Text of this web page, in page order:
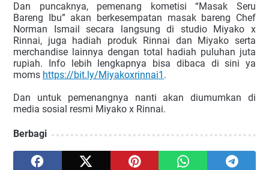
Dan puncaknya, pemenang kometisi “Masak Seru
Bareng Ibu” akan berkesempatan masak bareng Chef
Norman Ismail secara langsung di studio Miyako x
Rinnai, juga hadiah produk Rinnai dan Miyako serta
merchandise lainnya dengan total hadiah puluhan juta
rupiah. Info lebih lengkapnya bisa dibaca di sini ya
moms https://bit.ly/Miyakoxrinnai1 .
Dan untuk pemenangnya nanti akan diumumkan di
media sosial resmi Miyako x Rinnai.
Berbagi